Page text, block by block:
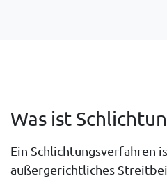
Was ist
Ein Schlichtungsverfahren
außergerichtliches